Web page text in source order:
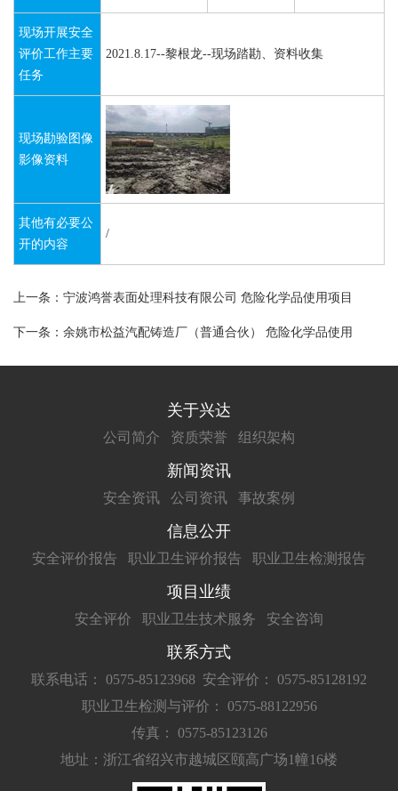
现场开展安全
评价工作主要
任务
2021.8.17--黎根龙--现场踏勘、资料收集
现场勘验图像
影像资料
其他有必要公
开的内容
/
上一条：宁波鸿誉表面处理科技有限公司 危险化学品使用项目
下一条：余姚市松益汽配铸造厂（普通合伙） 危险化学品使用
关于兴达
公司简介 资质荣誉 组织架构
新闻资讯
安全资讯 公司资讯 事故案例
信息公开
安全评价报告 职业卫生评价报告 职业卫生检测报告
项目业绩
安全评价 职业卫生技术服务 安全咨询
联系方式
联系电话： 0575-85123968 安全评价： 0575-85128192
职业卫生检测与评价： 0575-88122956
传真： 0575-85123126
地址：浙江省绍兴市越城区颐高广场1幢16楼